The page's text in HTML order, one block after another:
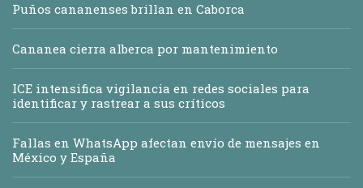
Puños cananenses brillan en Caborca
Cananea cierra alberca por mantenimiento
ICE intensifica vigilancia en redes sociales para
identificar y rastrear a sus críticos
Fallas en WhatsApp afectan envío de mensajes en
México y España